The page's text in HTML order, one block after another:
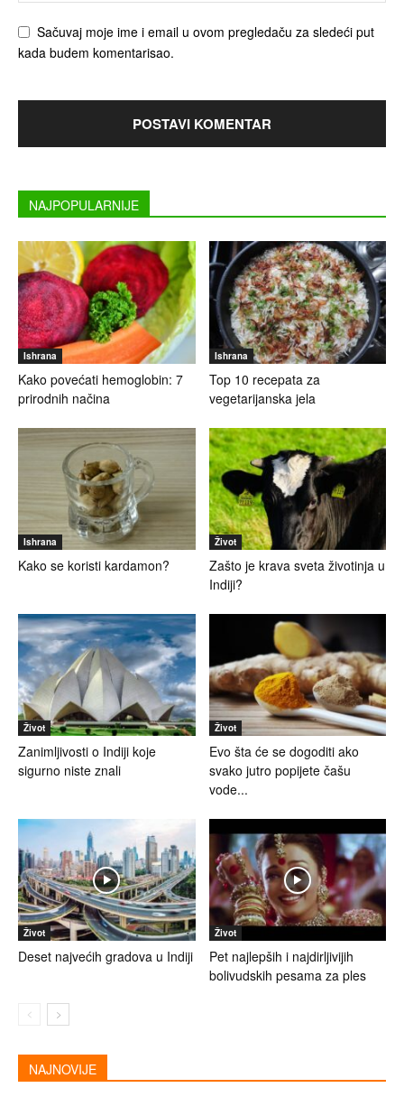
Sačuvaj moje ime i email u ovom pregledaču za sledeći put
kada budem komentarisao.
NAJPOPULARNIJE
Ishrana
Kako povećati hemoglobin: 7
prirodnih načina
Ishrana
Top 10 recepata za
vegetarijanska jela
Ishrana
Kako se koristi kardamon?
Život
Zašto je krava sveta životinja u
Indiji?
Život
Zanimljivosti o Indiji koje
sigurno niste znali
Život
Evo šta će se dogoditi ako
svako jutro popijete čašu
vode...
Život
Deset najvećih gradova u Indiji
Život
Pet najlepših i najdirljivijih
bolivudskih pesama za ples
NAJNOVIJE